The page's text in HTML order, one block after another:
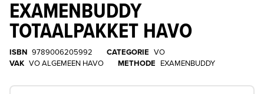
EXAMENBUDDY
TOTAALPAKKET HAVO
ISBN 9789006205992 CATEGORIE VO
VAK VO ALGEMEEN HAVO METHODE EXAMENBUDDY